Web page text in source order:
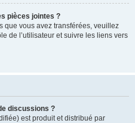
pièces jointes ?
que vous avez transférées, veuillez
de l’utilisateur et suivre les liens vers
discussions ?
est produit et distribué par